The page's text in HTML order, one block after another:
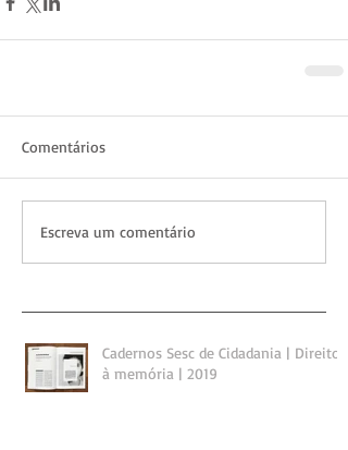
Comentários
Escreva um comentário
Cadernos Sesc de Cidadania | Direito
à memória | 2019